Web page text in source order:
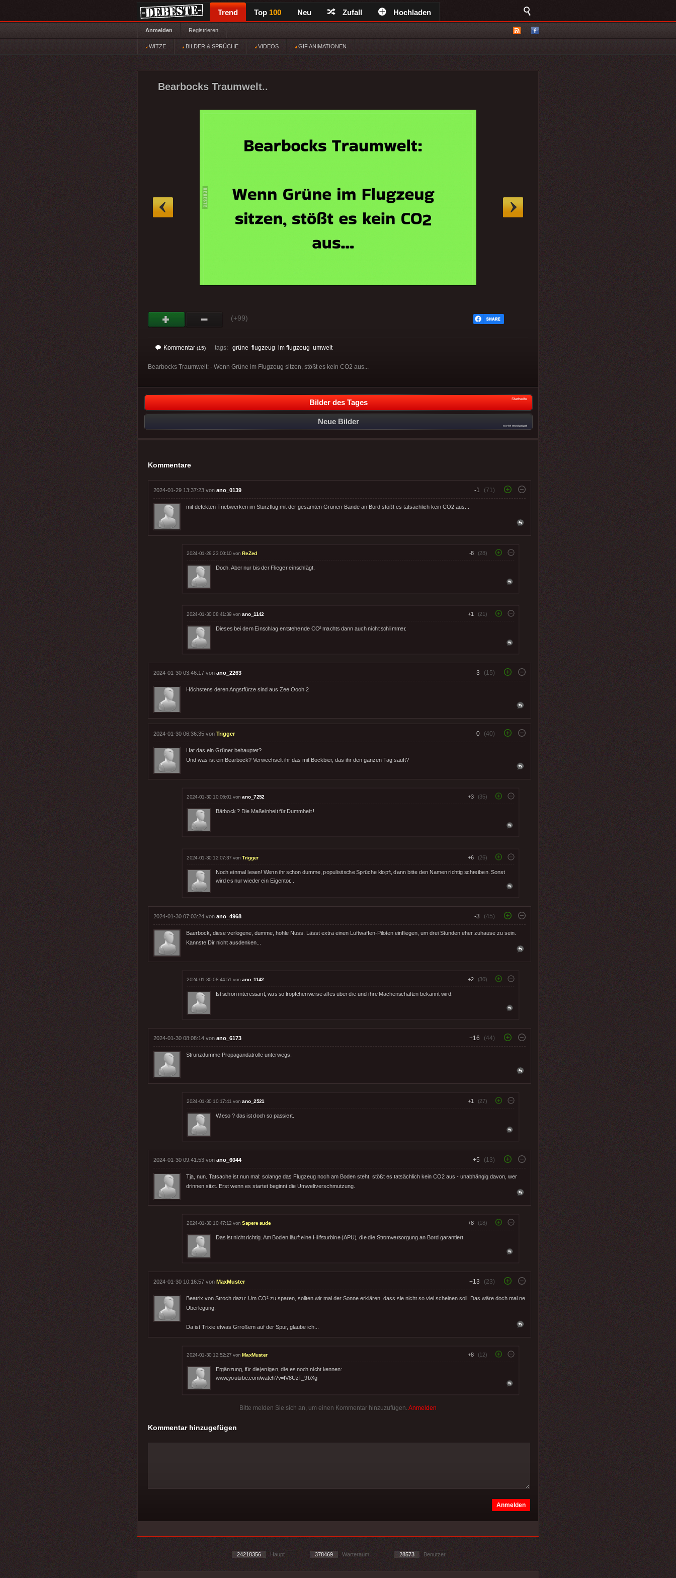
Trend Top 100 Neu Zufall Hochladen
Anmelden Registrieren
WITZE BILDER & SPRÜCHE VIDEOS GIF ANIMATIONEN
Bearbocks Traumwelt..
(+99)
Kommentar (15) tags: grüne flugzeug im flugzeug umwelt
Bearbocks Traumwelt: - Wenn Grüne im Flugzeug sitzen, stößt es kein CO2 aus...
Bilder des Tages Startseite
Neue Bilder
nicht moderiert
Kommentare
2024-01-29 13:37:23 von ano_0139 -1 (71)
mit defekten Triebwerken im Sturzflug mit der gesamten Grünen-Bande an Bord stößt es tatsächlich kein CO2 aus...
2024-01-29 23:00:10 vonReZed -8 (28)
Doch. Aber nur bis der Flieger einschlägt.
2024-01-30 08:41:39 vonano_1142 +1 (21)
Dieses bei dem Einschlag entstehende CO² machts dann auch nicht schlimmer.
2024-01-30 03:46:17 von ano_2263 -3 (15)
Höchstens deren Angstfürze sind aus Zee Oooh 2
2024-01-30 06:36:35 von Trigger 0 (40)
Hat das ein Grüner behauptet?
Und was ist ein Bearbock? Verwechselt ihr das mit Bockbier, das ihr den ganzen Tag sauft?
2024-01-30 10:06:01 vonano_7252 +3 (35)
Bärbock ? Die Maßeinheit für Dummheit !
2024-01-30 12:07:37 vonTrigger +6 (26)
Noch einmal lesen! Wenn ihr schon dumme, populistische Sprüche klopft, dann bitte den Namen richtig schreiben. Sonst
wird es nur wieder ein Eigentor...
2024-01-30 07:03:24 von ano_4968 -3 (45)
Baerbock, diese verlogene, dumme, hohle Nuss. Lässt extra einen Luftwaffen-Piloten einfliegen, um drei Stunden eher zuhause zu sein.
Kannste Dir nicht ausdenken...
2024-01-30 08:44:51 vonano_1142 +2 (30)
Ist schon interessant, was so tröpfchenweise alles über die und ihre Machenschaften bekannt wird.
2024-01-30 08:08:14 von ano_6173 +16 (44)
Strunzdumme Propagandatrolle unterwegs.
2024-01-30 10:17:41 vonano_2521 +1 (27)
Wieso ? das ist doch so passiert.
2024-01-30 09:41:53 von ano_6044 +5 (13)
Tja, nun. Tatsache ist nun mal: solange das Flugzeug noch am Boden steht, stößt es tatsächlich kein CO2 aus - unabhängig davon, wer
drinnen sitzt. Erst wenn es startet beginnt die Umweltverschmutzung.
2024-01-30 10:47:12 vonSapere aude +8 (18)
Das ist nicht richtig. Am Boden läuft eine Hilfsturbine (APU), die die Stromversorgung an Bord garantiert.
2024-01-30 10:16:57 von MaxMuster +13 (23)
Beatrix von Stroch dazu: Um CO² zu sparen, sollten wir mal der Sonne erklären, dass sie nicht so viel scheinen soll. Das wäre doch mal ne
Überlegung.
Da ist Trixie etwas Grroßem auf der Spur, glaube ich...
2024-01-30 12:52:27 vonMaxMuster +8 (12)
Ergänzung, für diejenigen, die es noch nicht kennen:
www.youtube.com/watch?v=IV8UzT_9bXg
Bitte melden Sie sich an, um einen Kommentar hinzuzufügen. Anmelden
Kommentar hinzugefügen
24218356 Haupt 378469 Warteraum 28573 Benutzer